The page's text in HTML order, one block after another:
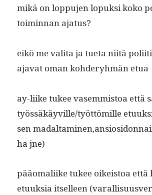
mikä on lop­pu­jen lopuk­si koko
toimin­nan ajatus?
eikö me vali­ta ja tue­ta niitä
aja­vat oman kohderyh­män etua
ay-liike tukee vasem­mis­toa että
työssäkäyville/työttömille
sen
ha jne)
pääo­ma­li­ike tukee oikeis­toa että
etuuk­sia itselleen